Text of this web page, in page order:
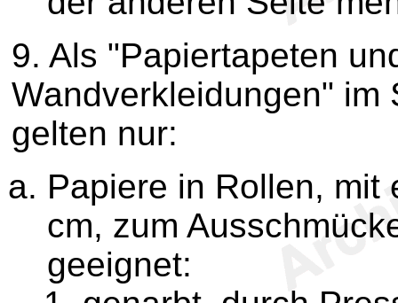
9. Als "Papiertapeten
Wandverkleidungen"
gelten nur:
Papiere in Rollen, mit
cm, zum
geeignet: